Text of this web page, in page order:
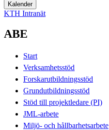
Kalender
KTH Intranät
ABE
Start
Verksamhetsstöd
Forskarutbildningsstöd
Grundutbildningsstöd
Stöd till projektledare (PI)
JML-arbete
Miljö- och hållbarhetsarbete